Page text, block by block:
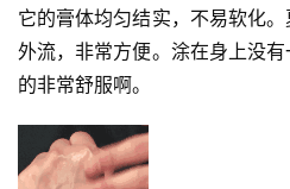
它的膏体均匀结实，不易软化
外流，非常方便。涂在身上没
的非常舒服啊。